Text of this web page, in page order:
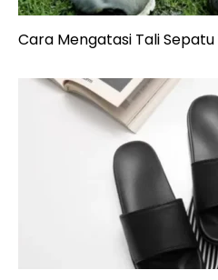
Cara Mengatasi Tali Sepatu